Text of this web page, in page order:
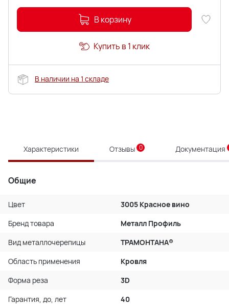
В корзину
Купить в 1 клик
В наличии на 1 складе
Характеристики Отзывы 0 Документация
Общие
Цвет
3005 Красное вино
Бренд товара
Металл Профиль
Вид металлочерепицы
ТРАМОНТАНА®
Область применения
Кровля
Форма реза
3D
Гарантия, до, лет
40